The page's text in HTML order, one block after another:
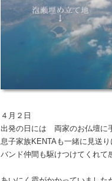
４月２日
出発の日には 両家のお仏壇に
息子家族KENTAも一緒に見送
バンド仲間も駆けつけてくれて